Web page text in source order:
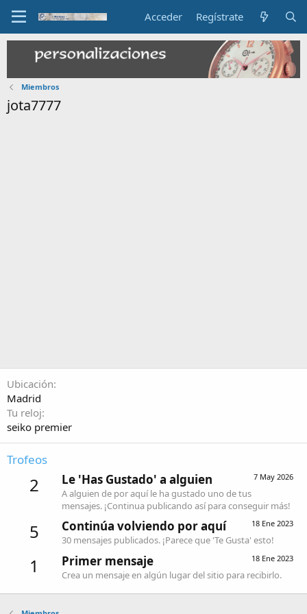
Acceder Regístrate
Miembros
jota7777
Ubicación
Madrid
Tu reloj
seiko premier
Trofeos
2 7 May 2026
Le 'Has Gustado' a alguien
A alguien de por aquí le ha gustado uno de tus
mensajes. ¡Continua publicando así para conseguir más!
5 18 Ene 2023
Continúa volviendo por aquí
30 mensajes publicados. ¡Parece que 'Te Gusta' esto!
1 18 Ene 2023
Primer mensaje
Crea un mensaje en algún lugar del sitio para recibirlo.